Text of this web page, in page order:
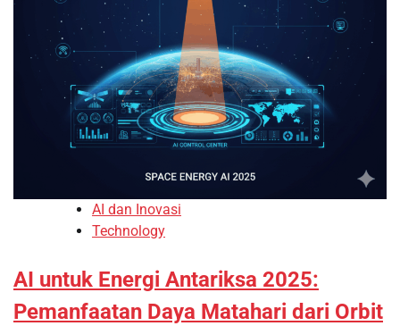
AI dan Inovasi
Technology
AI untuk Energi Antariksa 2025:
Pemanfaatan Daya Matahari dari Orbit